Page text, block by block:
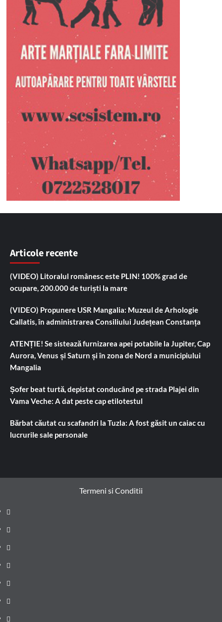
Articole recente
(VIDEO) Litoralul românesc este PLIN! 100% grad de
ocupare, 200.000 de turiști la mare
(VIDEO) Propunere USR Mangalia: Muzeul de Arhologie
Callatis, în administrarea Consiliului Județean Constanța
ATENȚIE! Se sistează furnizarea apei potabile la Jupiter, Cap
Aurora, Venus și Saturn și în zona de Nord a municipiului
Mangalia
Șofer beat turtă, depistat conducând pe strada Plajei din
Vama Veche: A dat peste cap etilotestul
Bărbat căutat cu scafandri la Tuzla: A fost găsit un caiac cu
lucrurile sale personale
Termeni si Conditii
Prima
pagină
Știri
de
ultima
Administrație
locală
Actualitate
Justiție
Cultura
Sănătate